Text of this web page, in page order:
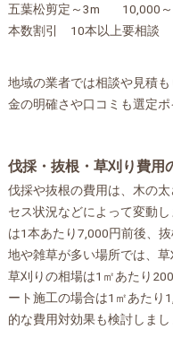
五葉松剪定 ～3m
10,000
本数割引
10本以上要相談
地域の業者では相談や見積
金の明確さや口コミも選定ポ
伐採・抜根・草刈り費用
伐採や抜根の費用は、木の
セス状況などによって変動
は1本あたり7,000円前後、
地や雑草が多い場所では、
草刈りの相場は1㎡あたり
ート施工の場合は1㎡あたり
的な費用対効果も検討しまし